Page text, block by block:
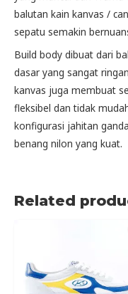
balutan kain kanvas /
sepatu semakin
Build body dibuat dari
dasar yang sangat
kanvas juga membuat
fleksibel dan tidak
konfigurasi jahitan
benang nilon yang kuat.
Related